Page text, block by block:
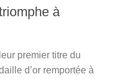
à
premier titre du
d’or remportée à